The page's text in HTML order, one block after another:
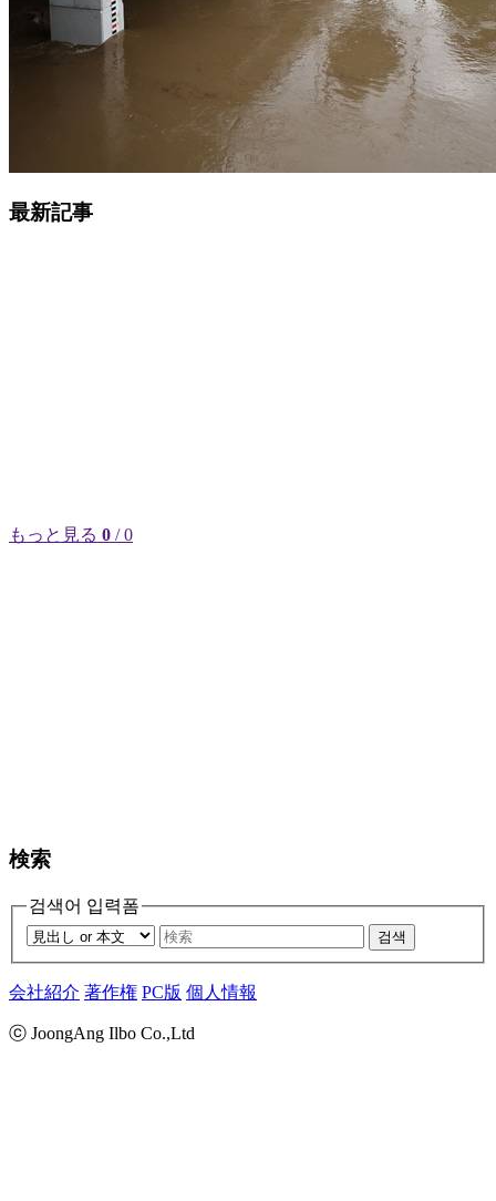
最新記事
もっと見る 0 / 0
検索
검색어 입력폼
검색
会社紹介 著作権 PC版 個人情報
ⓒ JoongAng Ilbo Co.,Ltd